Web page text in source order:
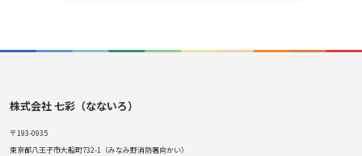
株式会社 七彩（なないろ）
〒193-0935
東京都八王子市大船町732-1（みなみ野消防署向かい）